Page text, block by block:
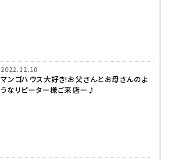
2022.12.10
マンゴハウス大好き!お父さんとお母さんのよ
うなリピーター様ご来店ー♪